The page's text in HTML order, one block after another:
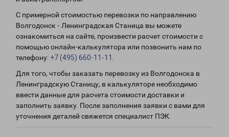
С примерной стоимостью перевозки по направлению
Волгодонск - Ленинградская Станица вы можете
ознакомиться на сайте, произвести расчет стоимости с
помощью онлайн-калькулятора или позвонить нам по
телефону: +7 (495) 660-11-11
Для того, чтобы заказать перевозку из Волгодонска в
Ленинградскую Станицу, в калькуляторе необходимо
ввести данные для расчета стоимости доставки и
заполнить заявку. После заполнения заявки с вами для
уточнения деталей свяжется специалист ПЭК.